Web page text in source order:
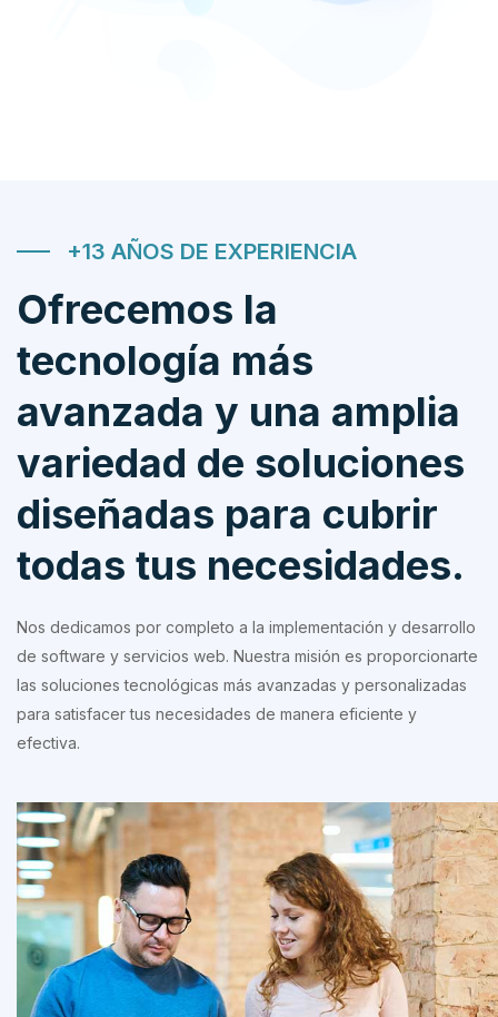
+13 AÑOS DE EXPERIENCIA
Ofrecemos la
tecnología más
avanzada y una amplia
variedad de soluciones
diseñadas para cubrir
todas tus necesidades.
Nos dedicamos por completo a la implementación y desarrollo
de software y servicios web. Nuestra misión es proporcionarte
las soluciones tecnológicas más avanzadas y personalizadas
para satisfacer tus necesidades de manera eficiente y
efectiva.